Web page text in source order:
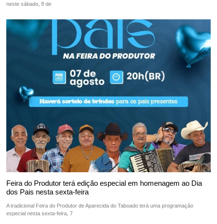
neste sábado, 8 de
Feira do Produtor terá edição especial em homenagem ao Dia
dos Pais nesta sexta-feira
A tradicional Feira do Produtor de Aparecida do Taboado terá uma programação
especial nesta sexta-feira, 7